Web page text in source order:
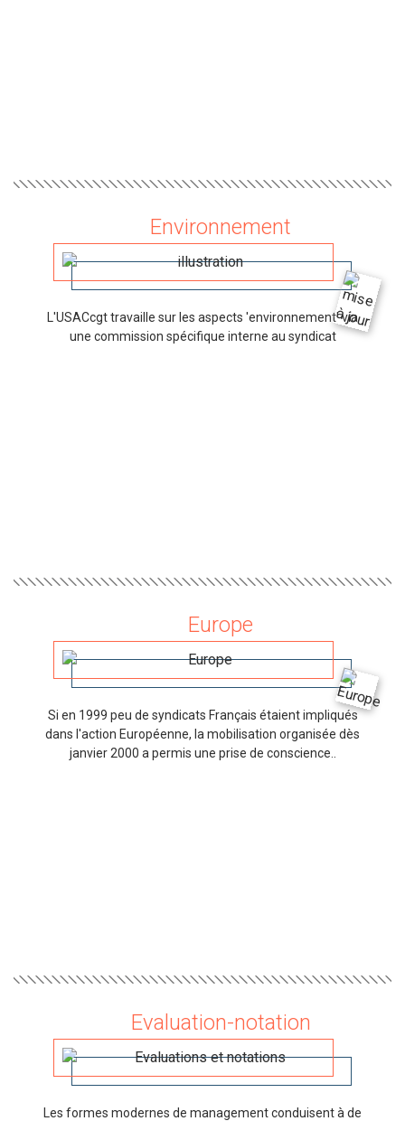
Environnement
L'USACcgt travaille sur les aspects 'environnement' via
une commission spécifique interne au syndicat
Europe
Si en 1999 peu de syndicats Français étaient impliqués
dans l'action Européenne, la mobilisation organisée dès
janvier 2000 a permis une prise de conscience..
Evaluation-notation
Les formes modernes de management conduisent à de